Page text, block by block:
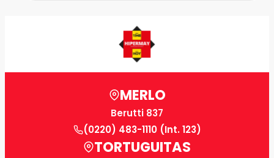
MERLO
Berutti 837
(0220) 483-1110 (Int. 123)
TORTUGUITAS